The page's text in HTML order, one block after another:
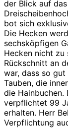
der Blick auf
bot sich
Die Hecken
sechsköpfigen
Hecken nicht zu
Rückschnitt an
war, dass so gut
Tauben, die
die Hainbuchen.
verpflichtet 99
erhalten. Herr
Verpflichtung